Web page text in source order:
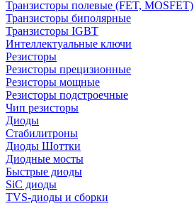
Транзисторы полевые (FET, MOSFET)
Транзисторы биполярные
Транзисторы IGBT
Интеллектуальные ключи
Резисторы
Резисторы прецизионные
Резисторы мощные
Резисторы подстроечные
Чип резисторы
Диоды
Стабилитроны
Диоды Шоттки
Диодные мосты
Быстрые диоды
SiC диоды
TVS-диоды и сборки